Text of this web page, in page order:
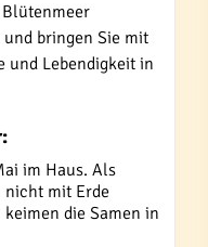
bringen Sie mit
und Lebendigkeit in
im Haus. Als
nicht mit Erde
die Samen in